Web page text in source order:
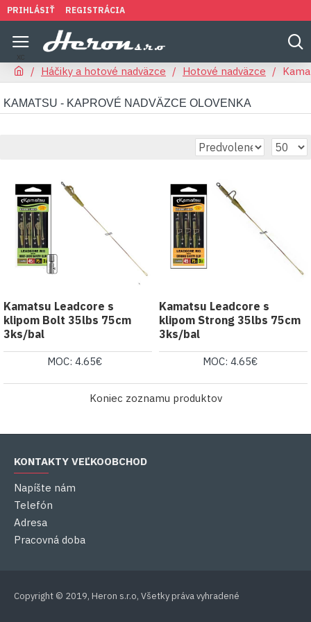
PRIHLÁSIŤ REGISTRÁCIA
Háčiky a hotové nadväzce Hotové nadväzce
KAMATSU - KAPROVÉ NADVÄZCE OLOVENKA
Kamatsu Leadcore s
klipom Bolt 35lbs 75cm
3ks/bal
MOC: 4.65€
Kamatsu Leadcore s
klipom Strong 35lbs 75cm
3ks/bal
MOC: 4.65€
Koniec zoznamu produktov
KONTAKTY VEĽKOOBCHOD
Napíšte nám
Telefón
Adresa
Pracovná doba
Copyright © 2019, Heron s.r.o, Všetky práva vyhradené